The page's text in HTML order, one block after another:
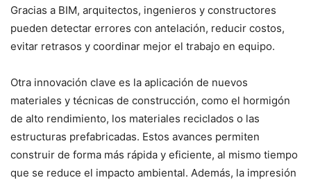
Gracias a BIM, arquitectos, ingenieros y constructores
pueden detectar errores con antelación, reducir costos,
evitar retrasos y coordinar mejor el trabajo en equipo.
Otra innovación clave es la aplicación de nuevos
materiales y técnicas de construcción, como el hormigón
de alto rendimiento, los materiales reciclados o las
estructuras prefabricadas. Estos avances permiten
construir de forma más rápida y eficiente, al mismo tiempo
que se reduce el impacto ambiental. Además, la impresión